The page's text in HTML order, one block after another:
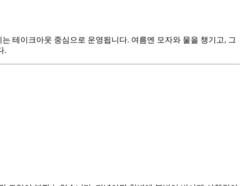
테이크아웃 중심으로 운영됩니다. 여름엔 모자와 물을 챙기고, 그
.